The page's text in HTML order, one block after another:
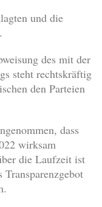
und die
des mit der
steht rechtskräftig
den Parteien
dass
wirksam
die Laufzeit ist
Transparenzgebot